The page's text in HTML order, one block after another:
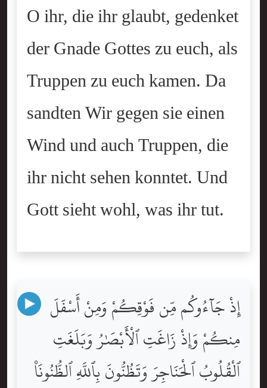
O ihr, die ihr glaubt, gedenket
der Gnade Gottes zu euch, als
Truppen zu euch kamen. Da
sandten Wir gegen sie einen
Wind und auch Truppen, die
ihr nicht sehen konntet. Und
Gott sieht wohl, was ihr tut.
إِذْ جَآءُوكُم مِّن فَوْقِكُمْ وَمِنْ أَسْفَلَ
مِنكُمْ وَإِذْ زَاغَتِ ٱلْأَبْصَٰرُ وَبَلَغَتِ
ٱلْقُلُوبُ ٱلْحَنَاجِرَ وَتَظُنُّونَ بِٱللَّهِ ٱلظُّنُونَا۠